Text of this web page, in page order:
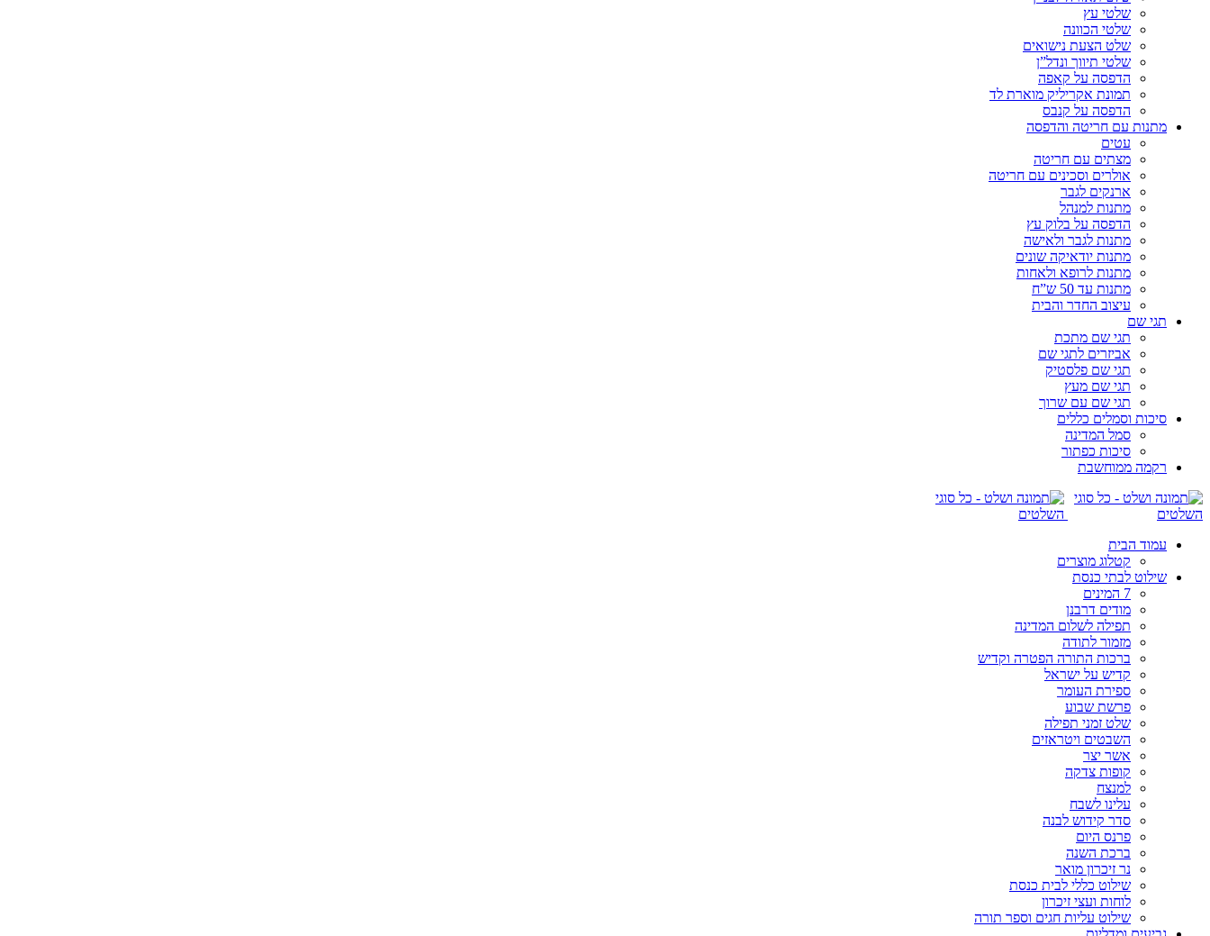
שלטי עץ
שלטי הכוונה
שלט הצעת נישואים
שלטי תיווך ונדל”ן
הדפסה על קאפה
תמונת אקריליק מוארת לד
הדפסה על קנבס
מתנות עם חריטה והדפסה
עטים
מצתים עם חריטה
אולרים וסכינים עם חריטה
ארנקים לגבר
מתנות למנהל
הדפסה על בלוק עץ
מתנות לגבר ולאישה
מתנות יודאיקה שונים
מתנות לרופא ולאחות
מתנות עד 50 ש”ח
עיצוב החדר והבית
תגי שם
תגי שם מתכת
אביזרים לתגי שם
תגי שם פלסטיק
תגי שם מעץ
תגי שם עם שרוך
סיכות וסמלים כללים
סמל המדינה
סיכות כפתור
רקמה ממוחשבת
עמוד הבית
קטלוג מוצרים
שילוט לבתי כנסת
7 המינים
מודים דרבנן
תפילה לשלום המדינה
מזמור לתודה
ברכות התורה הפטרה וקדיש
קדיש על ישראל
ספירת העומר
פרשת שבוע
שלט זמני תפילה
השבטים ויטראזים
אשר יצר
קופות צדקה
למנצח
עלינו לשבח
סדר קידוש לבנה
פרנס היום
ברכת השנה
נר זיכרון מואר
שילוט כללי לבית כנסת
לוחות ועצי זיכרון
שילוט עליות חגים וספר תורה